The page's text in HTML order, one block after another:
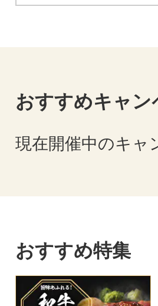
おすすめキャン
現在開催中のキャ
おすすめ特集